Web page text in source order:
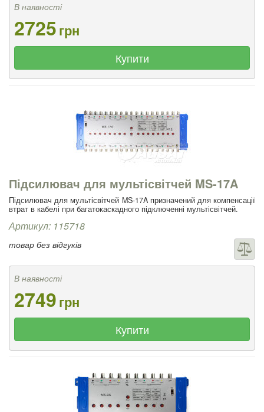
В наявності
2725грн
Купити
Підсилювач для мультісвітчей MS-17A
Підсилювач для мультісвітчей MS-17A призначений для компенсації
втрат в кабелі при багатокаскадного підключенні мультісвітчей.
Артикул: 115718
товар без відгуків
В наявності
2749грн
Купити